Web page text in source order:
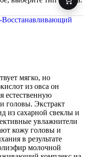
мягко, но
из овса он
естественную
головы. Экстракт
из сахарной свеклы и
увлажнители
кожу головы и
в результате
молочной